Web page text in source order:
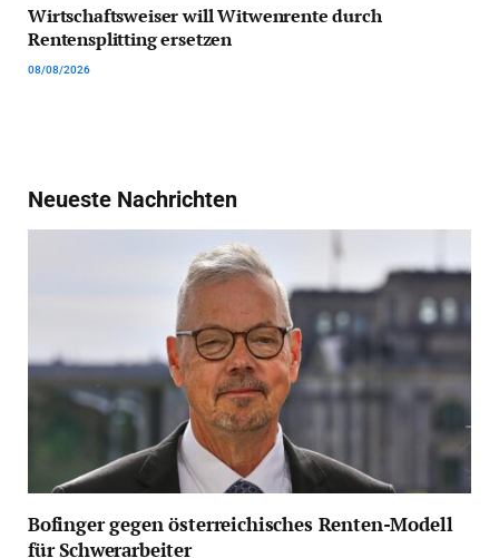
Wirtschaftsweiser will Witwenrente durch
Rentensplitting ersetzen
08/08/2026
Neueste Nachrichten
Bofinger gegen österreichisches Renten-Modell
für Schwerarbeiter